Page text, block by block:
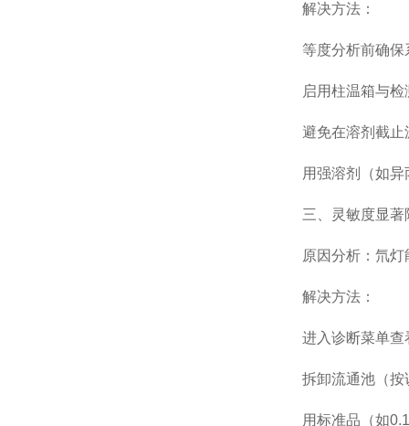
解决方法：
等度分析前确保系
启用柱温箱与检
避免在溶剂截止波
用强溶剂（如异
三、灵敏度显著
原因分析：氘灯能
解决方法：
进入诊断菜单查
拆卸流通池（按说
用标准品（如